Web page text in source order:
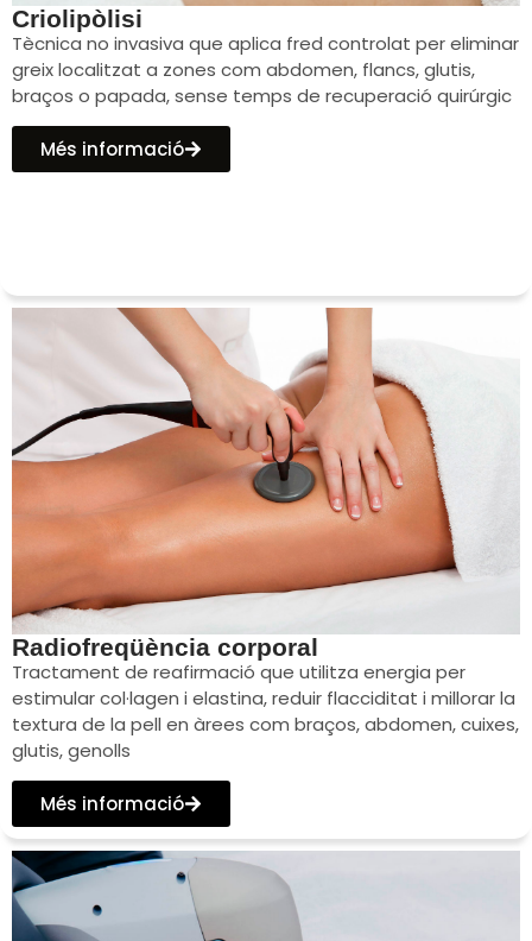
Criolipòlisi
Tècnica no invasiva que aplica fred controlat per eliminar
greix localitzat a zones com abdomen, flancs, glutis,
braços o papada, sense temps de recuperació quirúrgic
Més informació
Radiofreqüència corporal
Tractament de reafirmació que utilitza energia per
estimular col·lagen i elastina, reduir flacciditat i millorar la
textura de la pell en àrees com braços, abdomen, cuixes,
glutis, genolls
Més informació